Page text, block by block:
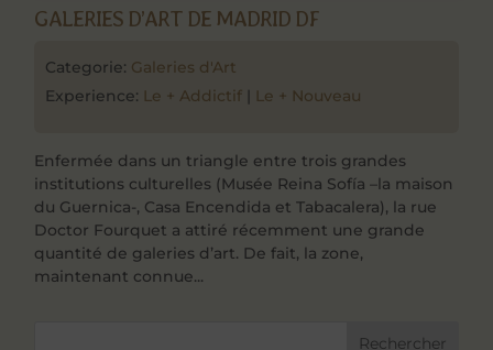
GALERIES D’ART DE MADRID DF
Categorie: Galeries d'Art
Experience: Le + Addictif | Le + Nouveau
Enfermée dans un triangle entre trois grandes
institutions culturelles (Musée Reina Sofía –la maison
du Guernica-, Casa Encendida et Tabacalera), la rue
Doctor Fourquet a attiré récemment une grande
quantité de galeries d’art. De fait, la zone,
maintenant connue...